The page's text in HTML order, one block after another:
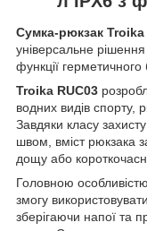
Сумка-рюкзак Troika
універсальне
функції
Troika RUC03
водних видів спорту,
Завдяки класу захисту
швом, вміст рюкзака
дощу або
Головною
змогу
зберігаючи напої та